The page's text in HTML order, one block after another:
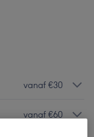
vanaf €30
vanaf €60